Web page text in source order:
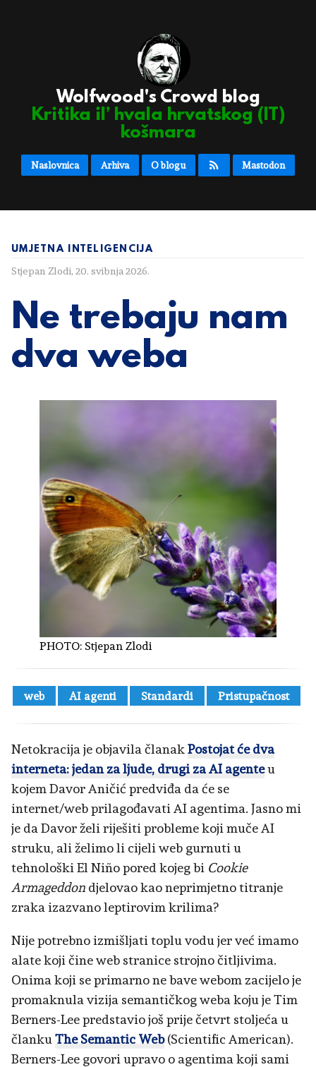
Wolfwood's Crowd blog
Kritika il’ hvala hrvatskog (IT)
košmara
Naslovnica Arhiva O blogu Mastodon
UMJETNA INTELIGENCIJA
Stjepan Zlodi, 20. svibnja 2026.
Ne trebaju nam
dva weba
PHOTO: Stjepan Zlodi
web AI agenti Standardi Pristupačnost
Netokracija je objavila članakPostojat će dva
interneta: jedan za ljude, drugi za AI agenteu
kojem Davor Aničić predviđa da će se
internet/web prilagođavati AI agentima. Jasno mi
je da Davor želi riješiti probleme koji muče AI
struku, ali želimo li cijeli web gurnuti u
tehnološki El Niño pored kojeg bi Cookie
Armageddon djelovao kao neprimjetno titranje
zraka izazvano leptirovim krilima?
Nije potrebno izmišljati toplu vodu jer već imamo
alate koji čine web stranice strojno čitljivima.
Onima koji se primarno ne bave webom zacijelo je
promaknula vizija semantičkog weba koju je Tim
Berners-Lee predstavio još prije četvrt stoljeća u
članku The Semantic Web(Scientific American).
Berners-Lee govori upravo o agentima koji sami